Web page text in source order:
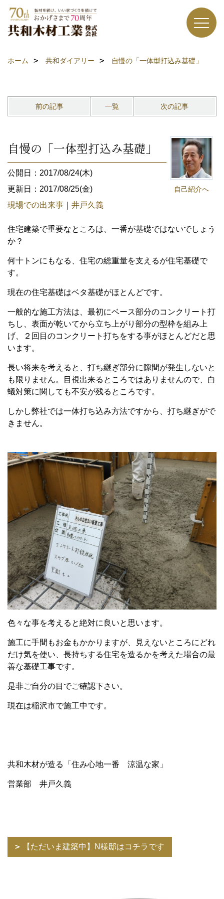
ホーム 共和ダイアリー 自慢の「一体型打込み基礎」
前の記事 一覧 次の記事
自己紹介へ
自慢の「一体型打込み基礎」
公開日：2017/08/24(木)
更新日：2017/08/25(金)
現場での出来事
井戸久義
住宅建築で重要なところは、一番が基礎ではないでしょう
か？
何十トンにもなる、住宅の総重量を支えるが住宅基礎で
す。
現在の住宅基礎はベタ基礎がほとんどです。
一般的な施工方法は、最初にベース部分のコンクリート打
ちし、表面が乾いてから立ち上がり部分の型枠を組み上
げ、２回目のコンクリート打ちをする事がほとんどだと思
います。
長い将来を考えると、打ち継ぎ部分に隙間が発生しないと
も限りません。目視出来るところではありませんので、白
蟻対策に関しても不安が残るところです。
しかし弊社では一体打ち込み方法ですから、打ち継ぎがで
きません。
色々な事を考えると絶対に良いと思います。
施工に手間もお金もかかりますが、見えないところにどれ
だけ気を使い、長持ちする住宅を造るかを考えた場合の最
善な基礎工事です。
是非ご自分の目でご確認下さい。
現在は稲沢市で施工中です。
共和木材が造る「住み心地一番 涼温な家」
営業部 井戸久義
【ただいま建築中】N様邸はコチラです